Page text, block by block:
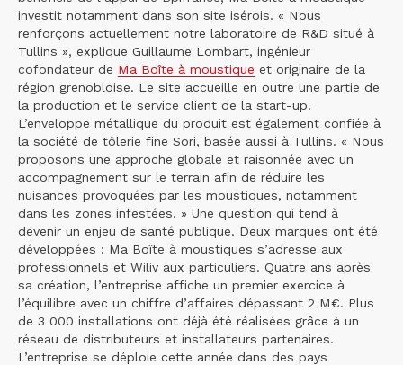
investit notamment dans son site isérois. « Nous
renforçons actuellement notre laboratoire de R&D situé à
Tullins », explique Guillaume Lombart, ingénieur
cofondateur de Ma Boîte à moustique et originaire de la
région grenobloise. Le site accueille en outre une partie de
la production et le service client de la start-up.
L’enveloppe métallique du produit est également confiée à
la société de tôlerie fine Sori, basée aussi à Tullins. « Nous
proposons une approche globale et raisonnée avec un
accompagnement sur le terrain afin de réduire les
nuisances provoquées par les moustiques, notamment
dans les zones infestées. » Une question qui tend à
devenir un enjeu de santé publique. Deux marques ont été
développées : Ma Boîte à moustiques s’adresse aux
professionnels et Wiliv aux particuliers. Quatre ans après
sa création, l’entreprise affiche un premier exercice à
l’équilibre avec un chiffre d’affaires dépassant 2 M€. Plus
de 3 000 installations ont déjà été réalisées grâce à un
réseau de distributeurs et installateurs partenaires.
L’entreprise se déploie cette année dans des pays